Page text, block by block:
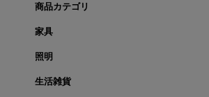
商品カテゴリ
家具
照明
生活雑貨